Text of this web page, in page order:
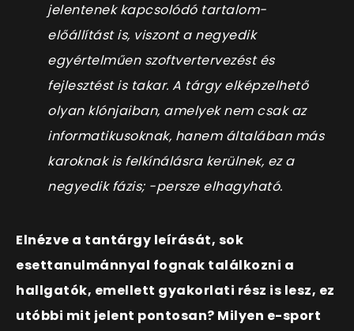
jelentenek kapcsolódó tartalom-
előállítást is, viszont a negyedik
egyértelműen szoftvertervezést és
fejlesztést is takar. A tárgy elképzelhető
olyan klónjaiban, amelyek nem csak az
informatikusoknak, hanem általában más
karoknak is felkínálásra kerülnek, ez a
negyedik fázis; -persze elhagyható.
Elnézve a tantárgy leírását, sok
esettanulmánnyal fognak találkozni a
hallgatók, emellett gyakorlati rész is lesz, ez
utóbbi mit jelent pontosan? Milyen e-sport